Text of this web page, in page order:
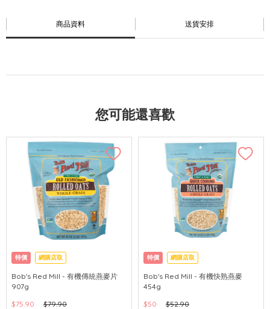
商品資料 送貨安排
您可能還喜歡
特價 網購店取
Bob's Red Mill - 有機傳統燕麥片
907g
$75.90
$79.90
特價 網購店取
Bob's Red Mill - 有機快熟燕麥
454g
$50
$52.90